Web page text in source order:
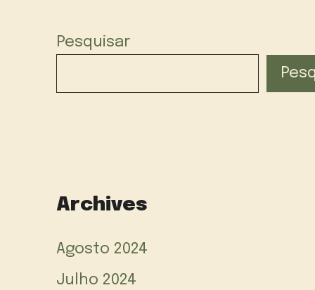
Pesquisar
Archives
Agosto 2024
Julho 2024